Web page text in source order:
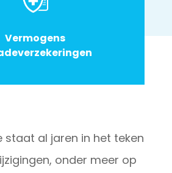
Vermogens
staat al jaren in het teken
onder meer op